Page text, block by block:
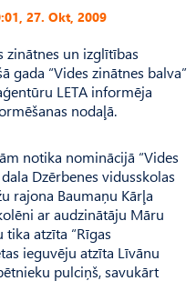
27. Okt, 2009
zinātnes un izglītības
gada “Vides zinātnes balva”
LETA informēja
nodaļā.
notika nominācijā “Vides
Dzērbenes vidusskolas
rajona Baumaņu Kārļa
ar audzinātāju Māru
atzīta “Rīgas
ieguvēju atzīta Līvānu
pulciņš, savukārt